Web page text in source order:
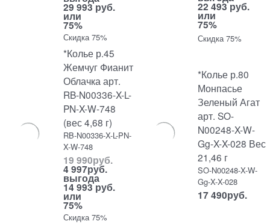
29 993 руб.
или
75%
Скидка 75%
22 493 руб.
или
75%
Скидка 75%
*Колье р.45
Жемчуг Фианит
Облачка арт.
RB-N00336-X-L-
PN-X-W-748
(вес 4,68 г)
RB-N00336-X-L-PN-
X-W-748
19 990руб.
4 997руб.
выгода
14 993 руб.
или
75%
Скидка 75%
*Колье р.80
Монпасье
Зеленый Агат
арт. SO-
N00248-X-W-
Gg-X-X-028 Вес
21,46 г
SO-N00248-X-W-
Gg-X-X-028
17 490руб.